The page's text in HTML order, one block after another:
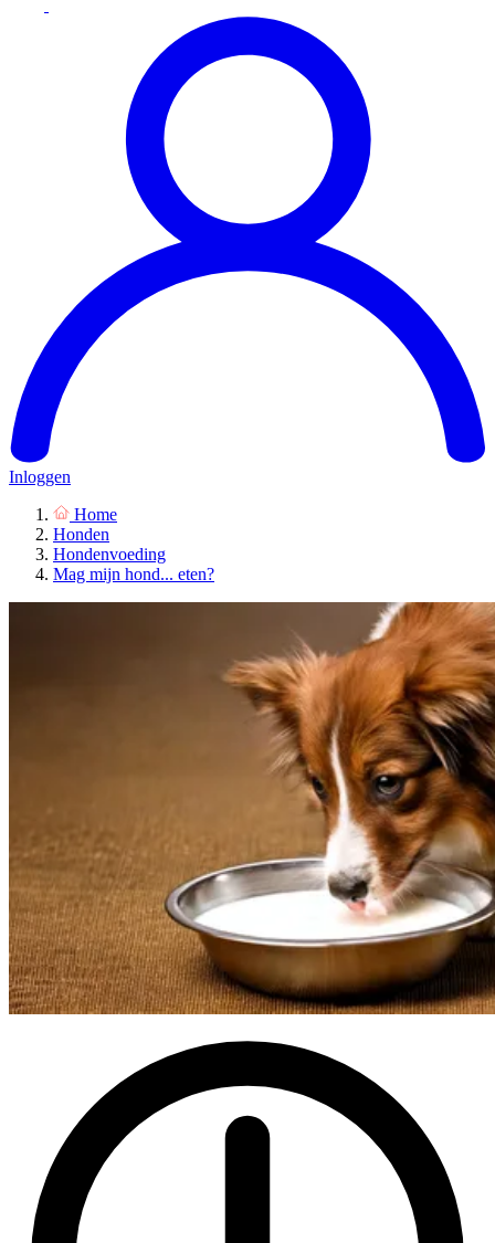
Inloggen
Home
Honden
Hondenvoeding
Mag mijn hond... eten?